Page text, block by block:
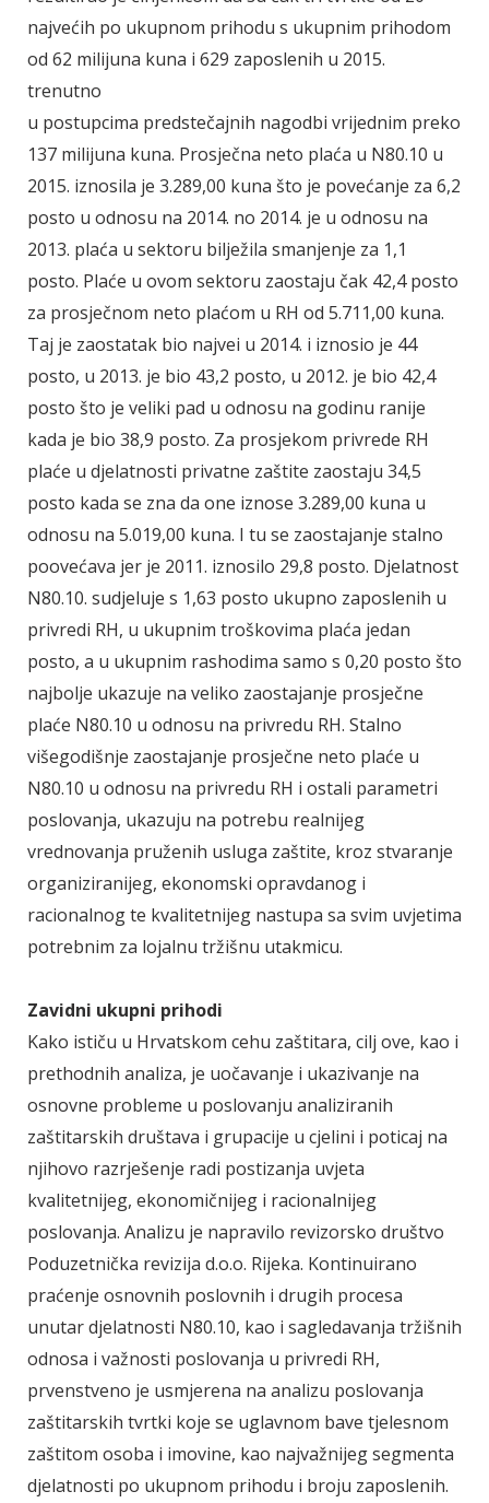
najvećih po ukupnom prihodu s ukupnim prihodom
od 62 milijuna kuna i 629 zaposlenih u 2015.
trenutno
u postupcima predstečajnih nagodbi vrijednim preko
137 milijuna kuna. Prosječna neto plaća u N80.10 u
2015. iznosila je 3.289,00 kuna što je povećanje za 6,2
posto u odnosu na 2014. no 2014. je u odnosu na
2013. plaća u sektoru bilježila smanjenje za 1,1
posto. Plaće u ovom sektoru zaostaju čak 42,4 posto
za prosječnom neto plaćom u RH od 5.711,00 kuna.
Taj je zaostatak bio najvei u 2014. i iznosio je 44
posto, u 2013. je bio 43,2 posto, u 2012. je bio 42,4
posto što je veliki pad u odnosu na godinu ranije
kada je bio 38,9 posto. Za prosjekom privrede RH
plaće u djelatnosti privatne zaštite zaostaju 34,5
posto kada se zna da one iznose 3.289,00 kuna u
odnosu na 5.019,00 kuna. I tu se zaostajanje stalno
poovećava jer je 2011. iznosilo 29,8 posto. Djelatnost
N80.10. sudjeluje s 1,63 posto ukupno zaposlenih u
privredi RH, u ukupnim troškovima plaća jedan
posto, a u ukupnim rashodima samo s 0,20 posto što
najbolje ukazuje na veliko zaostajanje prosječne
plaće N80.10 u odnosu na privredu RH. Stalno
višegodišnje zaostajanje prosječne neto plaće u
N80.10 u odnosu na privredu RH i ostali parametri
poslovanja, ukazuju na potrebu realnijeg
vrednovanja pruženih usluga zaštite, kroz stvaranje
organiziranijeg, ekonomski opravdanog i
racionalnog te kvalitetnijeg nastupa sa svim uvjetima
potrebnim za lojalnu tržišnu utakmicu.
Zavidni ukupni prihodi
Kako ističu u Hrvatskom cehu zaštitara, cilj ove, kao i
prethodnih analiza, je uočavanje i ukazivanje na
osnovne probleme u poslovanju analiziranih
zaštitarskih društava i grupacije u cjelini i poticaj na
njihovo razrješenje radi postizanja uvjeta
kvalitetnijeg, ekonomičnijeg i racionalnijeg
poslovanja. Analizu je napravilo revizorsko društvo
Poduzetnička revizija d.o.o. Rijeka. Kontinuirano
praćenje osnovnih poslovnih i drugih procesa
unutar djelatnosti N80.10, kao i sagledavanja tržišnih
odnosa i važnosti poslovanja u privredi RH,
prvenstveno je usmjerena na analizu poslovanja
zaštitarskih tvrtki koje se uglavnom bave tjelesnom
zaštitom osoba i imovine, kao najvažnijeg segmenta
djelatnosti po ukupnom prihodu i broju zaposlenih.